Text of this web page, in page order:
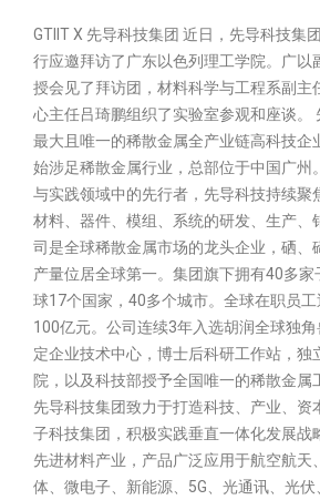
GTIIT X 先导科技集团 近日，先导科技集
行应邀拜访了广东以色列理工学院。广以
授会见了拜访团，材料科学与工程系副主
心主任吕琦鹏组织了实验室参观和座谈。
最大且唯一的稀散金属全产业链高科技企
始涉足稀散金属行业，总部位于中国广州
与实践领域中的先行者，先导科技持续聚
材料、器件、模组、系统的研发、生产、
司是全球稀散金属市场的龙头企业，硒、
产量位居全球第一。集团旗下拥有40多家
球17个国家，40多个城市。全球在职员
100亿元。公司连续3年入选胡润全球独
定企业技术中心，博士后科研工作站，独
院，以及科技部授予全国唯一的稀散金属
先导科技集团致力于打造科技、产业、资
子科技集团，积极实践垂直一体化发展战
先进材料产业，产品广泛应用于航空航天
体、微电子、新能源、5G、光通讯、光伏